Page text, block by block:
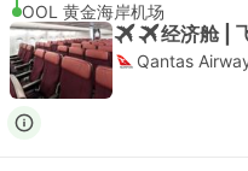
OOL 黄金海岸机场
经济舱 |
Qantas